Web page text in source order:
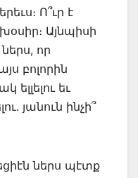
Ո՞ւր է
Այնպիսի
որ
բոլորին
եւ
յանուն ինչի՞
ներս պէտք